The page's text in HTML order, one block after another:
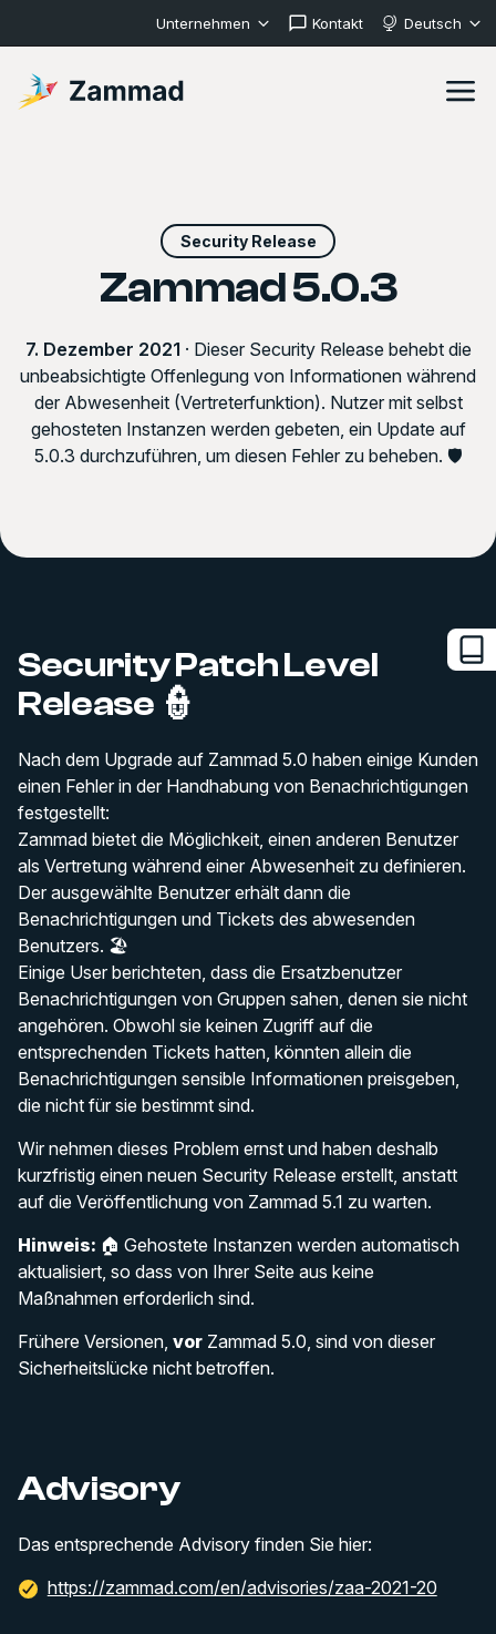
Unternehmen Kontakt Deutsch
Security Release
Zammad 5.0.3
7. Dezember 2021 · Dieser Security Release behebt die
unbeabsichtigte Offenlegung von Informationen während
der Abwesenheit (Vertreterfunktion). Nutzer mit selbst
gehosteten Instanzen werden gebeten, ein Update auf
5.0.3 durchzuführen, um diesen Fehler zu beheben. 🛡️
Security Patch Level
Release 👮
Nach dem Upgrade auf Zammad 5.0 haben einige Kunden
einen Fehler in der Handhabung von Benachrichtigungen
festgestellt:
Zammad bietet die Möglichkeit, einen anderen Benutzer
als Vertretung während einer Abwesenheit zu definieren.
Der ausgewählte Benutzer erhält dann die
Benachrichtigungen und Tickets des abwesenden
Benutzers. 🏖️
Einige User berichteten, dass die Ersatzbenutzer
Benachrichtigungen von Gruppen sahen, denen sie nicht
angehören. Obwohl sie keinen Zugriff auf die
entsprechenden Tickets hatten, könnten allein die
Benachrichtigungen sensible Informationen preisgeben,
die nicht für sie bestimmt sind.
Wir nehmen dieses Problem ernst und haben deshalb
kurzfristig einen neuen Security Release erstellt, anstatt
auf die Veröffentlichung von Zammad 5.1 zu warten.
Hinweis: 🏠 Gehostete Instanzen werden automatisch
aktualisiert, so dass von Ihrer Seite aus keine
Maßnahmen erforderlich sind.
Frühere Versionen, vor Zammad 5.0, sind von dieser
Sicherheitslücke nicht betroffen.
Advisory
Das entsprechende Advisory finden Sie hier:
https://zammad.com/en/advisories/zaa-2021-20